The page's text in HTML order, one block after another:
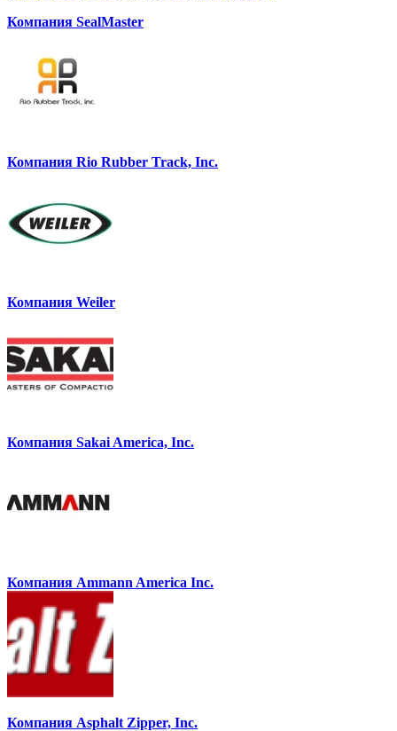
Компания SealMaster
Компания Rio Rubber Track, Inc.
Компания Weiler
Компания Sakai America, Inc.
Компания Ammann America Inc.
Компания Asphalt Zipper, Inc.